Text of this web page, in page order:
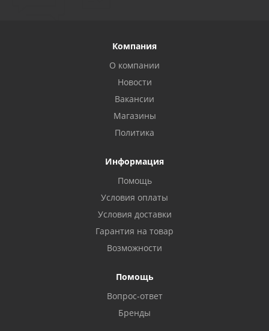
Компания
О компании
Новости
Вакансии
Магазины
Политика
Информация
Помощь
Условия оплаты
Условия доставки
Гарантия на товар
Возможности
Помощь
Вопрос-ответ
Бренды